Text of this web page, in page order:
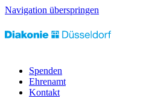
Navigation überspringen
Spenden
Ehrenamt
Kontakt